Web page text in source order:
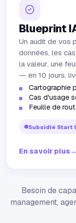
Blueprint
Un audit de vos
données, les
la valeur, une
— en 10 jours,
Cartographie
Cas d'usage
Feuille de
Subsidié Start
En savoir plus →
Besoin de
management,